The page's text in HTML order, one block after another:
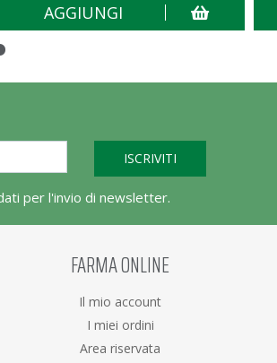
AGGIUNGI
per l'invio di newsletter.
FARMA ONLINE
Il mio account
I miei ordini
Area riservata